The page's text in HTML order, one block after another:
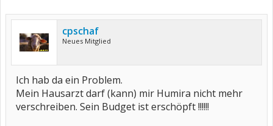
cpschaf
Neues Mitglied
Ich hab da ein Problem.
Mein Hausarzt darf (kann) mir Humira nicht mehr
verschreiben. Sein Budget ist erschöpft !!!!!!